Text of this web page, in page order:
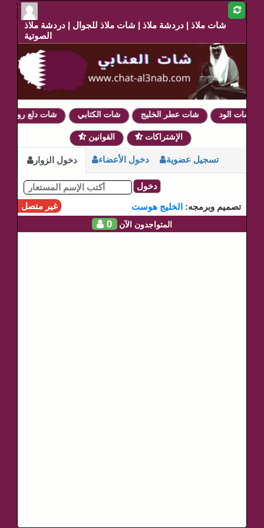
شات ملاذ | دردشة ملاذ | شات ملاذ للجوال | دردشة ملاذ
الصوتية
شات دلع روحي شات الكتابي شات عطر الخليج شات الود
القوانين الإشتراكات
دخول الزوار دخول الأعضاء تسجيل عضوية
دخول
غير متصل
تصميم وبرمجه: الخليج هوست
0 المتواجدون الآن